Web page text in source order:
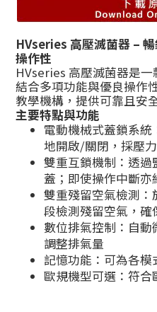
HVseries 高壓滅菌器 –
操作性
HVseries 高壓滅菌器是一
結合多項功能與優良操作
教學機構，提供可靠且安
主要特點與功能
電動機械式蓋鎖系
地開啟/關閉，採壓
雙重互鎖機制：透
蓋；即使操作中斷亦
雙重殘留空氣檢測
段檢測殘留空氣，確
數位排氣控制：自
調整排氣量
記憶功能：可為各
歐規機型可選：符合